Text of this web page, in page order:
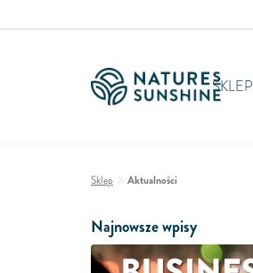
SKLEP
Sklep Aktualności
Najnowsze wpisy